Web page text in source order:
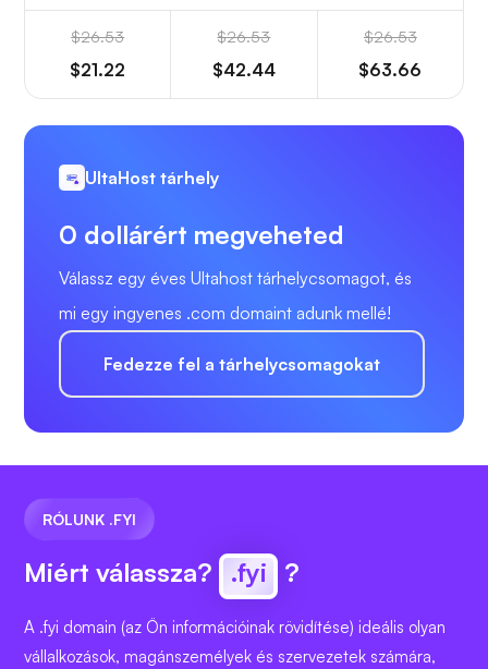
$26.53
$21.22
$26.53
$42.44
$26.53
$63.66
UltaHost tárhely
0 dollárért megveheted
Válassz egy éves Ultahost tárhelycsomagot, és
mi egy ingyenes .com domaint adunk mellé!
Fedezze fel a tárhelycsomagokat
RÓLUNK .FYI
Miért válassza? .fyi ?
A .fyi domain (az Ön információinak rövidítése) ideális olyan
vállalkozások, magánszemélyek és szervezetek számára,